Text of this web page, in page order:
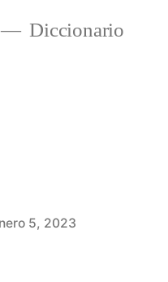
Diccionario
5, 2023